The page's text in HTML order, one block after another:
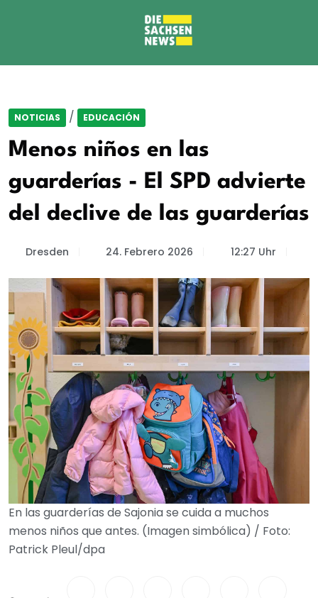
NOTICIAS / EDUCACIÓN
Menos niños en las
guarderías - El SPD advierte
del declive de las guarderías
Dresden 24. Febrero 2026 12:27 Uhr
En las guarderías de Sajonia se cuida a muchos
menos niños que antes. (Imagen simbólica) / Foto:
Patrick Pleul/dpa